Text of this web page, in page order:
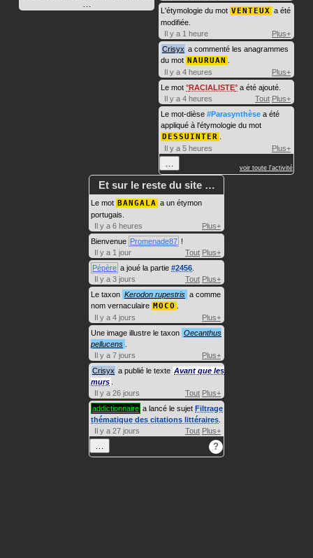
L'étymologie du mot VENTEUX a été
modifiée.
Il y a 1 heure
Plus+
Crisyx a commenté les anagrammes
du mot NAURUAN
Il y a 4 heures
Plus+
Le mot RACIALISTE a été ajouté.
Il y a 4 heures
Tout Plus+
Le mot-dièse #Parasynthèse a été
appliqué à l'étymologie du mot
DESSUINTER
Il y a 5 heures
Plus+
voir toute l'activité
Et sur le reste du site …
Le mot BANGALA a un étymon
portugais.
Il y a 6 heures
Plus+
Bienvenue Promenade87 !
Il y a 1 jour
Tout Plus+
Pépère a joué la partie #2456
Il y a 3 jours
Tout Plus+
Le taxon Kerodon rupestris a comme
nom vernaculaire MOCO
Il y a 4 jours
Plus+
Une image illustre le taxon Oecanthus
pellucens
Il y a 7 jours
Plus+
Crisyx a publié le texte Avant que les
murs
Il y a 26 jours
Tout Plus+
addictionnaire a lancé le sujet Filtrage
thématique des citations littéraires
Il y a 27 jours
Tout Plus+
?